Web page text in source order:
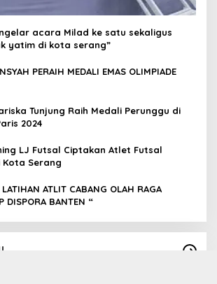
acara Milad ke satu sekaligus
yatim di kota serang”
PERAIH MEDALI EMAS OLIMPIADE
Tunjung Raih Medali Perunggu di
2024
LJ Futsal Ciptakan Atlet Futsal
Serang
ATLIT CABANG OLAH RAGA
DISPORA BANTEN “